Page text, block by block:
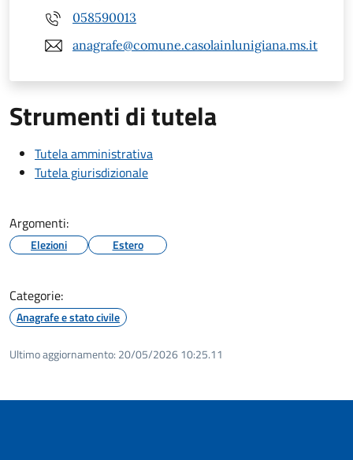
058590013
anagrafe@comune.casolainlunigiana.ms.it
Strumenti di tutela
Tutela amministrativa
Tutela giurisdizionale
Argomenti:
Elezioni Estero
Categorie:
Anagrafe e stato civile
Ultimo aggiornamento: 20/05/2026 10:25.11